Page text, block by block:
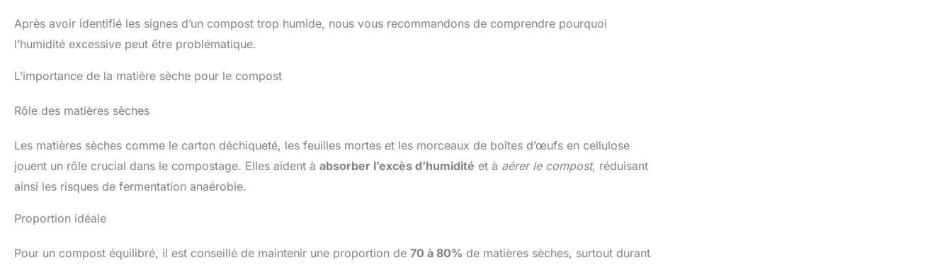
Après avoir identifié les signes d’un compost trop humide, nous vous recommandons de comprendre pourquoi
l’humidité excessive peut être problématique.
L’importance de la matière sèche pour le compost
Rôle des matières sèches
Les matières sèches comme le carton déchiqueté, les feuilles mortes et les morceaux de boîtes d’œufs en cellulose
jouent un rôle crucial dans le compostage. Elles aident à absorber l’excès d’humidité et à aérer le compost, réduisant
ainsi les risques de fermentation anaérobie.
Proportion idéale
Pour un compost équilibré, il est conseillé de maintenir une proportion de 70 à 80% de matières sèches, surtout durant